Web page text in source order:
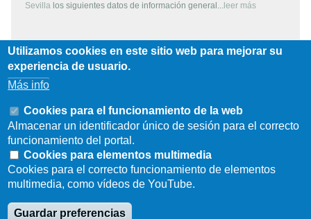
Sevilla los siguientes datos de información general... leer más
Copyright
Todos los contenidos de este servidor WEB, son propiedad de la
Universidad de Sevilla, si no se indica lo contrario. Pueden ser
reproducidos libremente y para fines no lucrativos por cualquier
persona perteneciente a una institución de carácter educativo o
investigador. Otras instituciones, organismos, empresas, etc. deben
solicitar el permiso escrito de los propietarios del copyright.
Los escudos, logotipos, fotografías y gráficos son propiedad de la
Universidad de Sevilla. Prohibida su reproducción total o parcial por
cualquier medio sin permiso escrito del propietario.
Utilizamos cookies en este sitio web para mejorar su
experiencia de usuario.
Más info
Cookies para el funcionamiento de la web
Almacenar un identificador único de sesión para el correcto
funcionamiento del portal.
Cookies para elementos multimedia
Cookies para el correcto funcionamiento de elementos
multimedia, como vídeos de YouTube.
Guardar preferencias